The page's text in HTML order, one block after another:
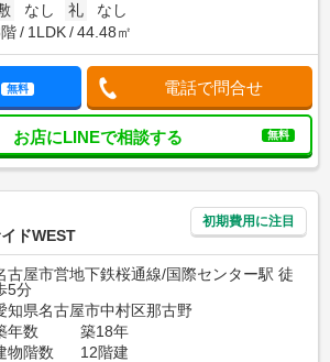
なし 礼
なし
1LDK 44.48㎡
無料 電話で問合せ
お店にLINEで相談する 無料
ドWEST
初期費用に注目
古屋市営地下鉄桜通線/国際センター駅 徒
5分
知県名古屋市中村区那古野
年数
築18年
物階数
12階建